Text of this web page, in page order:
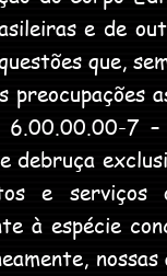
e de
que,
7 –
debruça
e serviços
à espécie